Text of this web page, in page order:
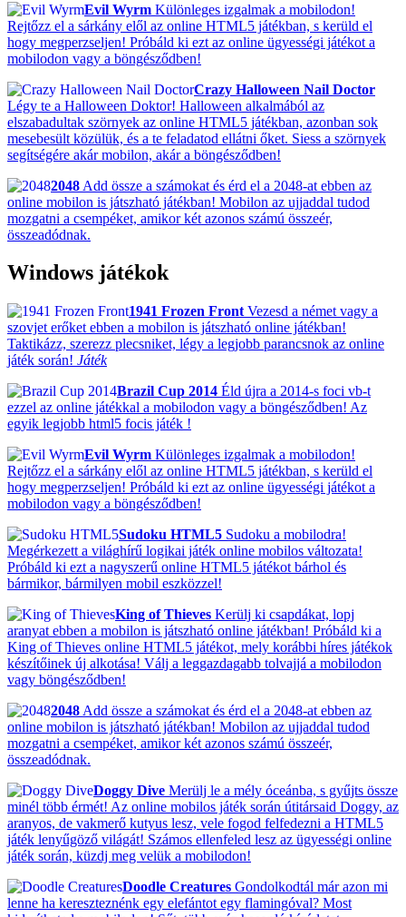
Evil Wyrm Különleges izgalmak a mobilodon!
Rejtőzz el a sárkány elől az online HTML5 játékban, s kerüld el
hogy megperzseljen! Próbáld ki ezt az online ügyességi játékot a
mobilodon vagy a böngésződben!
Crazy Halloween Nail Doctor
Légy te a Halloween Doktor! Halloween alkalmából az
elszabadultak szörnyek az online HTML5 játékban, azonban sok
mesebesült közülük, és a te feladatod ellátni őket. Siess a szörnyek
segítségére akár mobilon, akár a böngésződben!
2048 Add össze a számokat és érd el a 2048-at ebben az
online mobilon is játszható játékban! Mobilon az ujjaddal tudod
mozgatni a csempéket, amikor két azonos számú összeér,
összeadódnak.
Windows játékok
1941 Frozen Front Vezesd a német vagy a
szovjet erőket ebben a mobilon is játszható online játékban!
Taktikázz, szerezz plecsniket, légy a legjobb parancsnok az online
játék során! Játék
Brazil Cup 2014 Éld újra a 2014-s foci vb-t
ezzel az online játékkal a mobilodon vagy a böngésződben! Az
egyik legjobb html5 focis játék !
Evil Wyrm Különleges izgalmak a mobilodon!
Rejtőzz el a sárkány elől az online HTML5 játékban, s kerüld el
hogy megperzseljen! Próbáld ki ezt az online ügyességi játékot a
mobilodon vagy a böngésződben!
Sudoku HTML5 Sudoku a mobilodra!
Megérkezett a világhírű logikai játék online mobilos változata!
Próbáld ki ezt a nagyszerű online HTML5 játékot bárhol és
bármikor, bármilyen mobil eszközzel!
King of Thieves Kerülj ki csapdákat, lopj
aranyat ebben a mobilon is játszható online játékban! Próbáld ki a
King of Thieves online HTML5 játékot, mely korábbi híres játékok
készítőinek új alkotása! Válj a leggazdagabb tolvajjá a mobilodon
vagy böngésződben!
2048 Add össze a számokat és érd el a 2048-at ebben az
online mobilon is játszható játékban! Mobilon az ujjaddal tudod
mozgatni a csempéket, amikor két azonos számú összeér,
összeadódnak.
Doggy Dive Merülj le a mély óceánba, s gyűjts össze
minél több érmét! Az online mobilos játék során útitársaid Doggy, az
aranyos, de vakmerő kutyus lesz, vele fogod felfedezni a HTML5
játék lenyűgöző világát! Számos ellenfeled lesz az ügyességi online
játék során, küzdj meg velük a mobilodon!
Doodle Creatures Gondolkodtál már azon mi
lenne ha kereszteznénk egy elefántot egy flamingóval? Most